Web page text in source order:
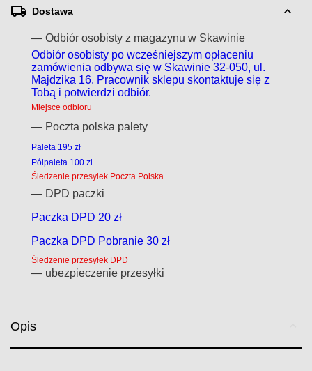
Dostawa
— Odbiór osobisty z magazynu w Skawinie
Odbiór osobisty po wcześniejszym opłaceniu
zamówienia odbywa się w Skawinie 32-050, ul.
Majdzika 16. Pracownik sklepu skontaktuje się z
Tobą i potwierdzi odbiór.
Miejsce odbioru
— Poczta polska palety
Paleta 195 zł
Półpaleta 100 zł
Śledzenie przesyłek Poczta Polska
— DPD paczki
Paczka DPD 20 zł
Paczka DPD Pobranie 30 zł
Śledzenie przesyłek DPD
— ubezpieczenie przesyłki
Opis